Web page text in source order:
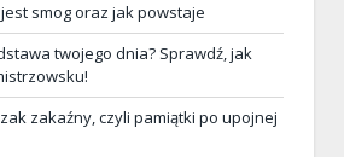
smog oraz jak powstaje
twojego dnia? Sprawdź, jak
zakaźny, czyli pamiątki po upojnej